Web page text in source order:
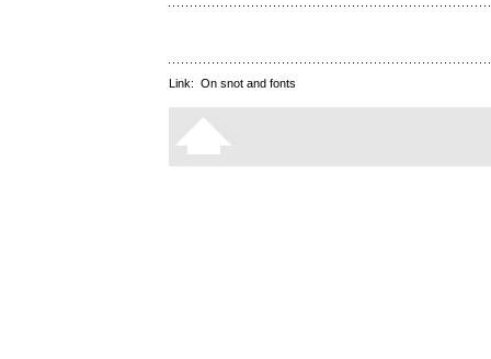
Link: On snot and fonts